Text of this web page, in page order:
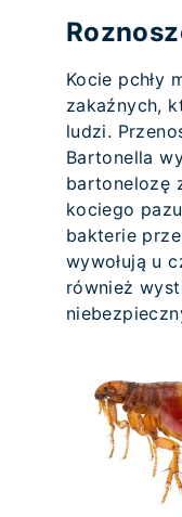
Kocie pchły
zakaźnych,
ludzi.
Bartonella
bartonelozę
kociego
bakterie
wywołują u
również